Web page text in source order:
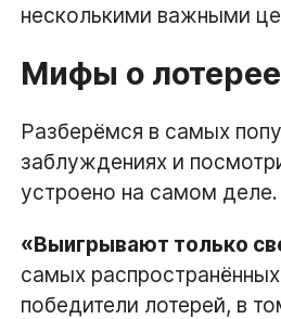
несколькими важными
Мифы о лотерее
Разберёмся в самых
заблуждениях и
устроено на самом деле.
«Выигрывают только
самых
победители лотерей, в